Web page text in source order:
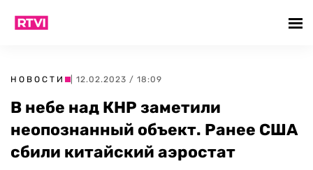
НОВОСТИ | 12.02.2023 / 18:09
В небе над КНР заметили
неопознанный объект. Ранее США
сбили китайский аэростат